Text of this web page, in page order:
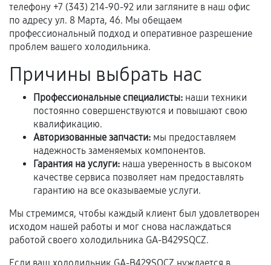
Установка была выполнена нашим сервисным
центром.
При этом гарантия на сами комплектующие
продавца. За качество сторонних деталей
сервисный центр ответственности не несет.
телефону +7 (343) 214-90-92 или загляните в наш офис
по адресу ул. 8 Марта, 46. Мы обещаем
профессиональный подход и оперативное разрешение
проблем вашего холодильника.
Причины выбрать нас
Профессиональные специалисты: наши техники
постоянно совершенствуются и повышают свою
квалификацию.
Авторизованные запчасти: мы предоставляем
надежность заменяемых компонентов.
Гарантия на услуги: наша уверенность в высоком
качестве сервиса позволяет нам предоставлять
гарантию на все оказываемые услуги.
Мы стремимся, чтобы каждый клиент был удовлетворен
исходом нашей работы и мог снова наслаждаться
работой своего холодильника GA-B429SQCZ.